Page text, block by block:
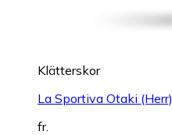
Klätterskor
La Sportiva Otaki (Herr)
fr.